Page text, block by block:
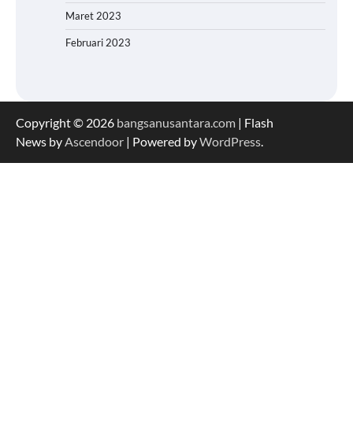
Maret 2023
Februari 2023
Copyright © 2026 bangsanusantara.com | Flash
News byAscendoor | Powered byWordPress.